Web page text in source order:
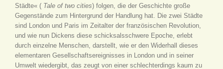
Städte« ( Tale of two cities) folgen, die der Geschichte große
Gegenstände zum Hintergrund der Handlung hat. Die zwei Städte
sind London und Paris im Zeitalter der französischen Revolution,
und wie nun Dickens diese schicksalsschwere Epoche, erlebt
durch einzelne Menschen, darstellt, wie er den Widerhall dieses
elementaren Gesellschaftsereignisses in London und in seiner
Umwelt wiedergibt, das zeugt von einer schlechterdings kaum zu